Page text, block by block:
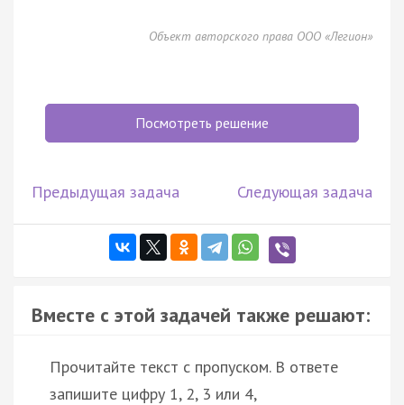
Объект авторского права ООО «Легион»
Посмотреть решение
Предыдущая задача Следующая задача
Вместе с этой задачей также решают:
Прочитайте текст с пропуском. В ответе
запишите цифру 1, 2, 3 или 4,